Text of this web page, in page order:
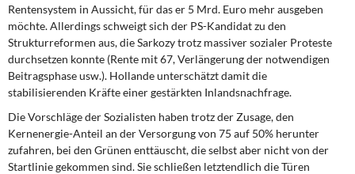
Rentensystem in Aussicht, für das er 5 Mrd. Euro mehr ausgeben
möchte. Allerdings schweigt sich der PS-Kandidat zu den
Strukturreformen aus, die Sarkozy trotz massiver sozialer Proteste
durchsetzen konnte (Rente mit 67, Verlängerung der notwendigen
Beitragsphase usw.). Hollande unterschätzt damit die
stabilisierenden Kräfte einer gestärkten Inlandsnachfrage.
Die Vorschläge der Sozialisten haben trotz der Zusage, den
Kernenergie-Anteil an der Versorgung von 75 auf 50% herunter
zufahren, bei den Grünen enttäuscht, die selbst aber nicht von der
Startlinie gekommen sind. Sie schließen letztendlich die Türen